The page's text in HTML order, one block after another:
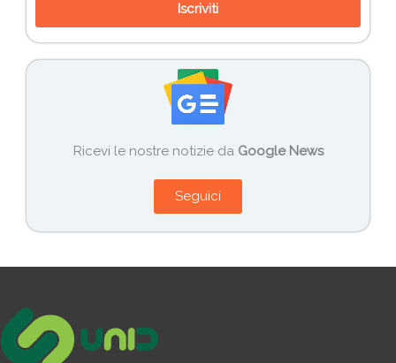
Iscriviti
Ricevi le nostre notizie da Google News
Seguici